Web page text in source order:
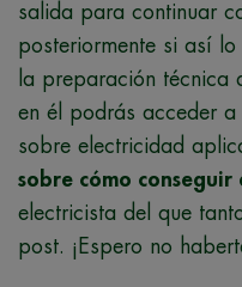
salida para continuar
posteriormente si así
la preparación técnica
en él podrás acceder
sobre electricidad
sobre cómo conseguir
electricista del que
post. ¡Espero no